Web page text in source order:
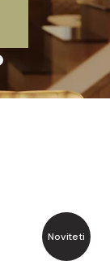
Noviteti